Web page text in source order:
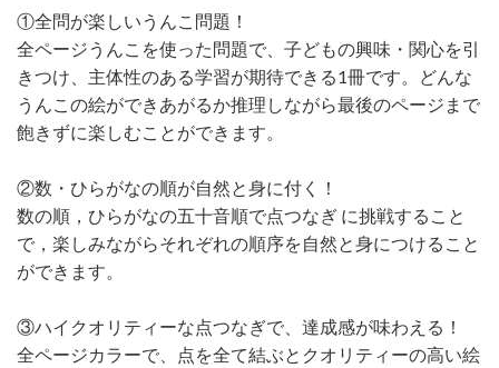
①全問が楽しいうんこ問題！
全ページうんこを使った問題で、子どもの興味・関心を引
きつけ、主体性のある学習が期待できる1冊です。どんな
うんこの絵ができあがるか推理しながら最後のページまで
飽きずに楽しむことができます。
②数・ひらがなの順が自然と身に付く！
数の順，ひらがなの五十音順で点つなぎ に挑戦すること
で，楽しみながらそれぞれの順序を自然と身につけること
ができます。
③ハイクオリティーな点つなぎで、達成感が味わえる！
全ページカラーで、点を全て結ぶとクオリティーの高い絵